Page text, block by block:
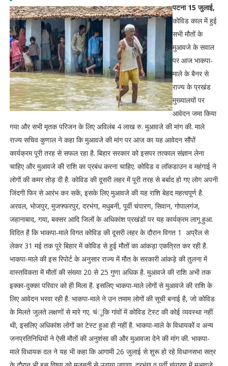
पटना 15 जुलाई,
कोविड काल में हुई
सभी मौतों के
मुआवजे के सवाल
पर आज भाकपा-
माले के बैनर से
राज्य के प्रखंड
मुख्यालयों पर
आवेदन जमा किया
गया और सभी मृतक परिजन के लिए अविलंब 4 लाख रु. मुआवजे की मांग की. माले
राज्य सचिव कुणाल ने कहा कि मुआवजे की मांग पर आज का यह आवेदन सौंपों
कार्यक्रम पूरी तरह से सफल रहा है. बिहार सरकार को इसपर तत्काल संज्ञान लेना
चाहिए और मुआवजे की राशि का प्रबंध करना चाहिए. कोविड व लाॅकडाउन व महंगाई ने
लोगों की कमर तोड़ दी है. कोविड की दूसरी लहर में पूरी तरह से बर्बाद हो गए लोग अपनी
जिंदगी फिर से आरंभ कर सकें, इसके लिए मुआवजे की यह राशि बेहद महत्वपूर्ण है.
अरवल, भोजपुर, मुजफ्फरपुर, दरभंगा, मधुबनी, पूर्वी चंपारण, सिवान, गोपालगंज,
जहानाबाद, गया, बक्सर आदि जिलों के अधिकांश प्रखंडों पर यह कार्यक्रम लागू हुआ.
विदित है कि भाकपा-माले विगत कोविड की दूसरी लहर के दौरान विगत 1 अप्रैल से
लेकर 31 मई तक पूरे बिहार में कोविड से हुई मौतों का आंकड़ा एकत्रित कर रही है.
भाकपा-माले की इस रिपोर्ट के अनुसार राज्य में मौत के सरकारी आंकड़े की तुलना में
वास्तविकता में मौतों की संख्या 20 से 25 गुणा अधिक है. मुआवजे की राशि अभी तक
इक्का-दुक्का परिवार को ही मिला है. इसलिए भाकपा-माले लोगों से मुआवजे की राशि के
लिए आवेदन भरवा रही है. भाकपा-माले ने उन तमाम लोगों की सूची बनाई है, जो कोविड
के मिलते जुलते लक्षणों से मारे गए. चंूकि गांवों में कोविड टेस्ट की कोई व्यवस्था नहीं
थी, इसलिए अधिकांश लोगों का टेस्ट हुआ ही नहीं है. भाकपा-माले के विधायकों व अन्य
जनप्रतिनिधियों ने ऐसी मौतों की अनुशंसा की और मुआवजा देने की मांग की. भाकपा-
माले विधायक दल ने यह भी कहा कि आगामी 26 जुलाई से शुरू हो रहे विधानसभा सत्र